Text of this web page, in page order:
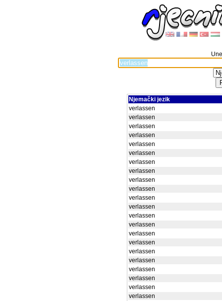
Njemački jezik
verlassen
verlassen
verlassen
verlassen
verlassen
verlassen
verlassen
verlassen
verlassen
verlassen
verlassen
verlassen
verlassen
verlassen
verlassen
verlassen
verlassen
verlassen
verlassen
verlassen
verlassen
verlassen